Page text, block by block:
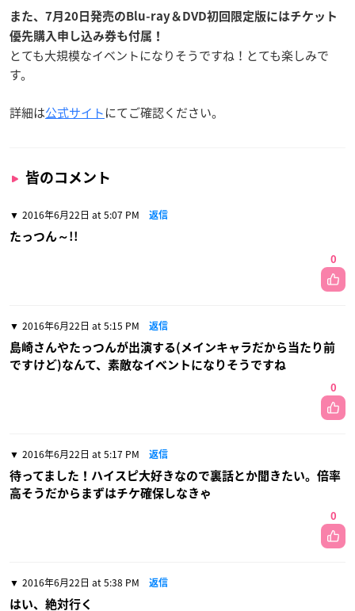
また、7月20日発売のBlu-ray＆DVD初回限定版にはチケット
優先購入申し込み券も付属！
とても大規模なイベントになりそうですね！とても楽しみで
す。
詳細は公式サイトにてご確認ください。
皆のコメント
2016年6月22日 at 5:07 PM 返信
たっつん～!!
0
2016年6月22日 at 5:15 PM 返信
島崎さんやたっつんが出演する(メインキャラだから当たり前
ですけど)なんて、素敵なイベントになりそうですね
0
2016年6月22日 at 5:17 PM 返信
待ってました！ハイスピ大好きなので裏話とか聞きたい。倍率
高そうだからまずはチケ確保しなきゃ
0
2016年6月22日 at 5:38 PM 返信
はい、絶対行く